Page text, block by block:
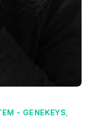
- GENEKEYS,